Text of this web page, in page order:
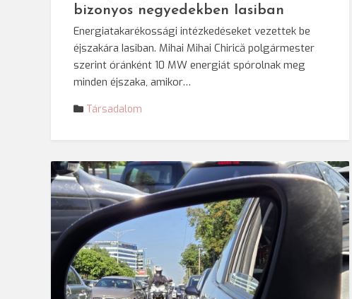
bizonyos negyedekben Iasiban
Energiatakarékossági intézkedéseket vezettek be
éjszakára Iasiban. Mihai Mihai Chirică polgármester
szerint óránként 10 MW energiát spórolnak meg
minden éjszaka, amikor…
Társadalom